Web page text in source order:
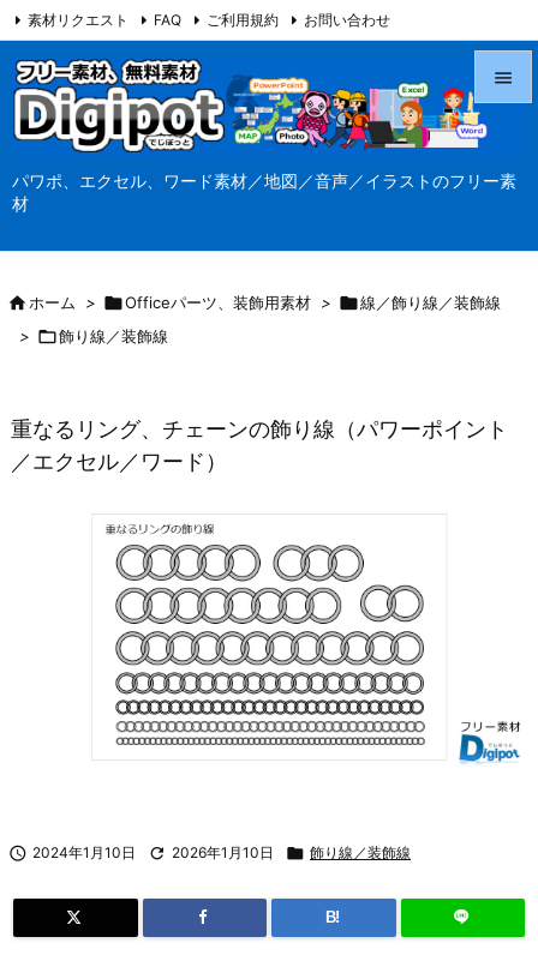
パワポ、エクセル、ワード素材／地図／音声／イラストのフリー素
材




素材リクエスト FAQ ご利用規約 お問い合わせ
当サイト（Digipot.net）について
ホーム > Officeパーツ、装飾用素材 > 線／飾り線／装飾線
> 飾り線／装飾線
重なるリング、チェーンの飾り線（パワーポイント
／エクセル／ワード）
 2024年1月10日  2026年1月10日  飾り線／装飾線
B!